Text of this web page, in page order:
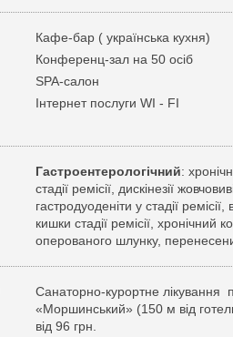
Кафе-бар ( українська кухня)
Конференц-зал на 50 осіб
SPA-салон
Інтернет послуги WI - FI
Гастроентерологічний:
стадії ремісії, дискінезії
гастродуоденіти у стадії
кишки стадії ремісії, хронічний
оперованого шлунку,
Санаторно-курортне лікування
«Моршинський» (150 м від
від 96 грн.